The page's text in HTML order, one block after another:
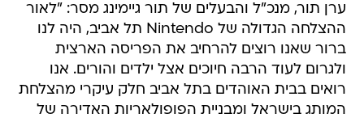
ערן תור, מנכ"ל והבעלים של תור גיימינג מסר: "לאור
ההצלחה הגדולה של Nintendo תל אביב, היה לנו
ברור שאנו רוצים להרחיב את הפריסה הארצית
ולגרום לעוד הרבה חיוכים אצל ילדים והורים. אנו
רואים בבית האוהדים בתל אביב חלק עיקרי מהצלחת
המותג בישראל ומבניית הפופולאריות האדירה של